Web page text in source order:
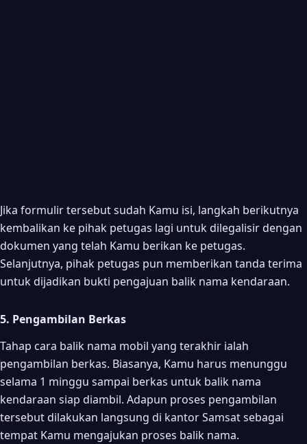
Jika formulir tersebut sudah Kamu isi, langkah berikutnya
kembalikan ke pihak petugas lagi untuk dilegalisir dengan
dokumen yang telah Kamu berikan ke petugas.
Selanjutnya, pihak petugas pun memberikan tanda terima
untuk dijadikan bukti pengajuan balik nama kendaraan.
5. Pengambilan Berkas
Tahap cara balik nama mobil yang terakhir ialah
pengambilan berkas. Biasanya, Kamu harus menunggu
selama 1 minggu sampai berkas untuk balik nama
kendaraan siap diambil. Adapun proses pengambilan
tersebut dilakukan langsung di kantor Samsat sebagai
tempat Kamu mengajukan proses balik nama.